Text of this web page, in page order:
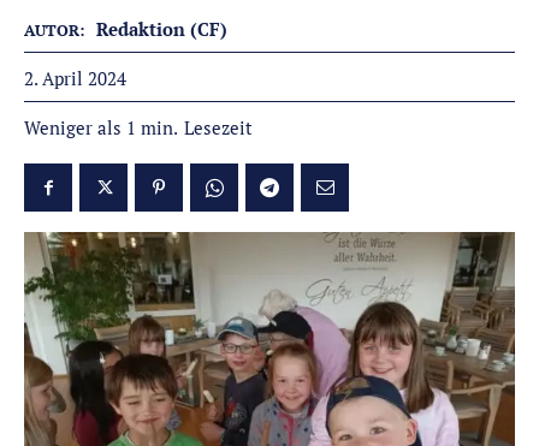
AUTOR: Redaktion (CF)
2. April 2024
Weniger als 1 min. Lesezeit